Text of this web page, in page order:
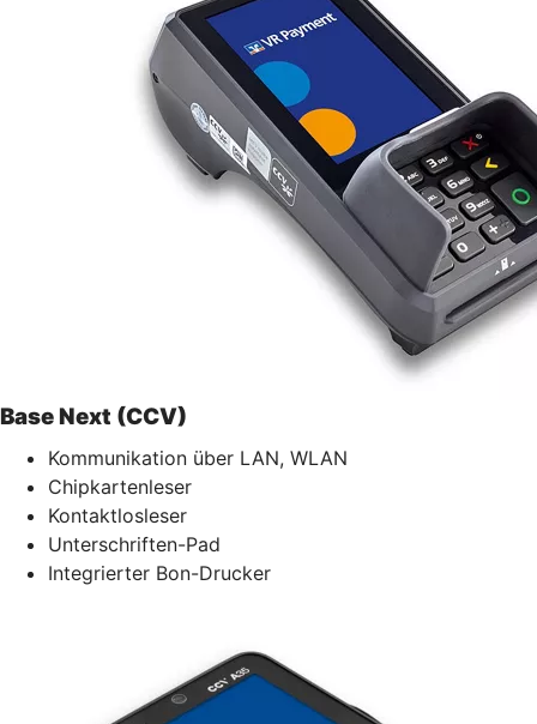
Base Next (CCV)
Kommunikation über LAN, WLAN
Chipkartenleser
Kontaktlosleser
Unterschriften-Pad
Integrierter Bon-Drucker